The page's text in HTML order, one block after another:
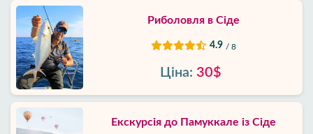
Риболовля в Сіде
4.9 / 8
Ціна: 30$
Екскурсія до Памуккале із Сіде